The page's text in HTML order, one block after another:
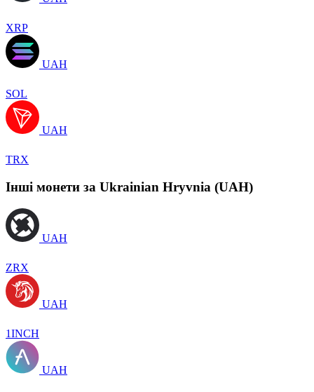
XRP
UAH
SOL
UAH
TRX
Інші монети за Ukrainian Hryvnia (UAH)
UAH
ZRX
UAH
1INCH
UAH